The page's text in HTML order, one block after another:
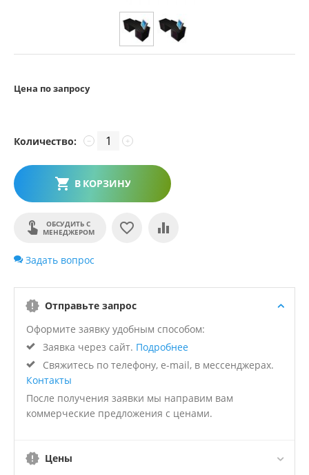
Цена по запросу
Количество: +
−
В КОРЗИНУ
ОБСУДИТЬ С
МЕНЕДЖЕРОМ
Задать вопрос
Отправьте запрос
Оформите заявку удобным способом:
Заявка через сайт. Подробнее
Свяжитесь по телефону, e-mail, в мессенджерах.
Контакты
После получения заявки мы направим вам
коммерческие предложения с ценами.
Цены